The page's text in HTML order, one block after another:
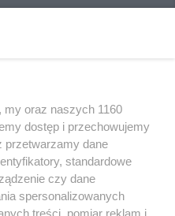
my oraz naszych 1160
dostęp i przechowujemy
przetwarzamy dane
standardowe
czy dane
spersonalizowanych
treści, pomiar reklam i